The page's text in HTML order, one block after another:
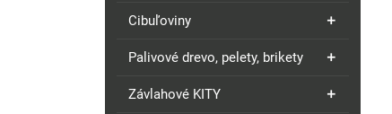
Cibuľoviny
Palivové drevo, pelety, brikety
Závlahové KITY